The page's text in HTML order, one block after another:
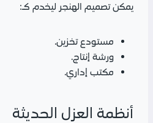
يمكن تصميم الهنجر ليخدم كـ:
مستودع تخزين.
ورشة إنتاج.
مكتب إداري.
أنظمة العزل الحديثة